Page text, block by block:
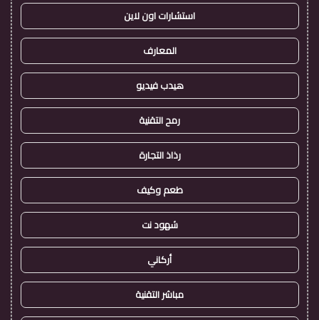
استشارات اون لاين
المعارف
هيدب فيديو
رمح التقنية
رذاذ التجارة
طعم وكيف
شهود نت
أركاني
مباشر التقنية